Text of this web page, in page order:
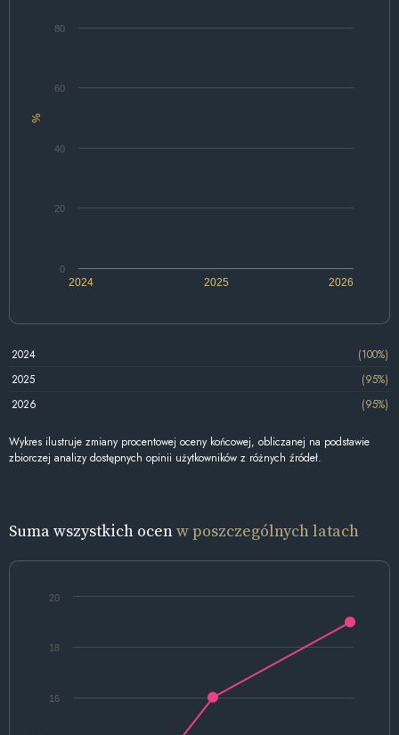
%
2024 2025 2026
0
20
40
60
80
2024
(100%)
2025
(95%)
2026
(95%)
Wykres ilustruje zmiany procentowej oceny końcowej, obliczanej na podstawie
zbiorczej analizy dostępnych opinii użytkowników z różnych źródeł.
Suma wszystkich ocenw poszczególnych latach
16
18
20